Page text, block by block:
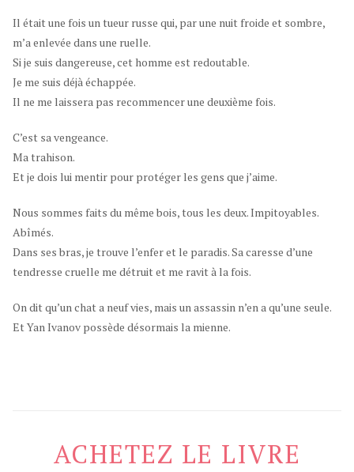
Il était une fois un tueur russe qui, par une nuit froide et sombre,
m’a enlevée dans une ruelle.
Si je suis dangereuse, cet homme est redoutable.
Je me suis déjà échappée.
Il ne me laissera pas recommencer une deuxième fois.
C’est sa vengeance.
Ma trahison.
Et je dois lui mentir pour protéger les gens que j’aime.
Nous sommes faits du même bois, tous les deux. Impitoyables.
Abîmés.
Dans ses bras, je trouve l’enfer et le paradis. Sa caresse d’une
tendresse cruelle me détruit et me ravit à la fois.
On dit qu’un chat a neuf vies, mais un assassin n’en a qu’une seule.
Et Yan Ivanov possède désormais la mienne.
ACHETEZ LE LIVRE